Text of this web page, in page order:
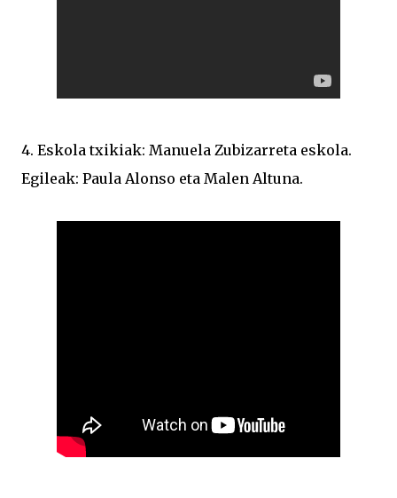
4. Eskola txikiak: Manuela Zubizarreta eskola.
Egileak: Paula Alonso eta Malen Altuna.